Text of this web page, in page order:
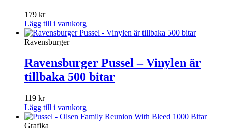
179 kr
Lägg till i varukorg
Ravensburger
Ravensburger Pussel – Vinylen är
tillbaka 500 bitar
119 kr
Lägg till i varukorg
Grafika